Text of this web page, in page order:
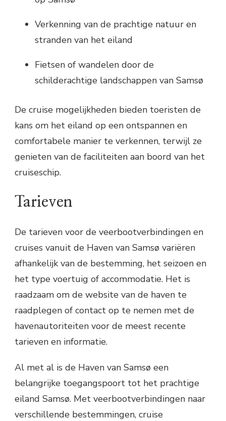
Verkenning van de prachtige natuur en
stranden van het eiland
Fietsen of wandelen door de
schilderachtige landschappen van Samsø
De cruise mogelijkheden bieden toeristen de
kans om het eiland op een ontspannen en
comfortabele manier te verkennen, terwijl ze
genieten van de faciliteiten aan boord van het
cruiseschip.
Tarieven
De tarieven voor de veerbootverbindingen en
cruises vanuit de Haven van Samsø variëren
afhankelijk van de bestemming, het seizoen en
het type voertuig of accommodatie. Het is
raadzaam om de website van de haven te
raadplegen of contact op te nemen met de
havenautoriteiten voor de meest recente
tarieven en informatie.
Al met al is de Haven van Samsø een
belangrijke toegangspoort tot het prachtige
eiland Samsø. Met veerbootverbindingen naar
verschillende bestemmingen, cruise